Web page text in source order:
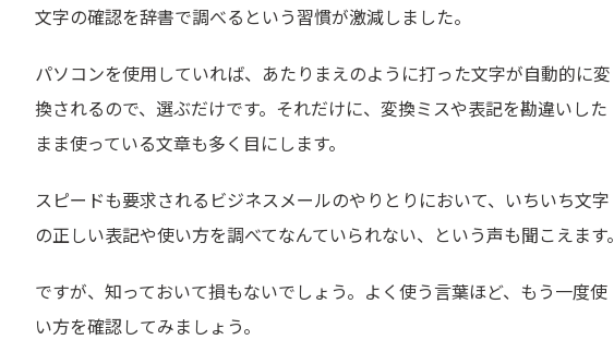
文字の確認を辞書で調べるという習慣が激減しました。
パソコンを使用していれば、あたりまえのように打った文字が自動的に変
換されるので、選ぶだけです。それだけに、変換ミスや表記を勘違いした
まま使っている文章も多く目にします。
スピードも要求されるビジネスメールのやりとりにおいて、いちいち文字
の正しい表記や使い方を調べてなんていられない、という声も聞こえます。
ですが、知っておいて損もないでしょう。よく使う言葉ほど、もう一度使
い方を確認してみましょう。